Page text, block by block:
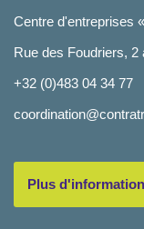
Centre d'entreprises
Rue des Foudriers, 2
+32 (0)483 04 34 77
Plus